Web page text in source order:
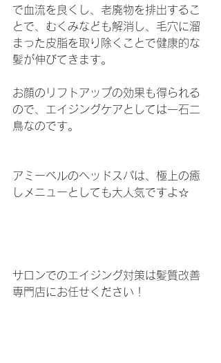
で血流を良くし、老廃物を排出するこ
とで、むくみなども解消し、毛穴に溜
まった皮脂を取り除くことで健康的な
髪が伸びてきます。
お顔のリフトアップの効果も得られる
ので、エイジングケアとしては一石二
鳥なのです。
アミーベルのヘッドスパは、極上の癒
しメニューとしても大人気ですよ☆
サロンでのエイジング対策は髪質改善
専門店にお任せください！